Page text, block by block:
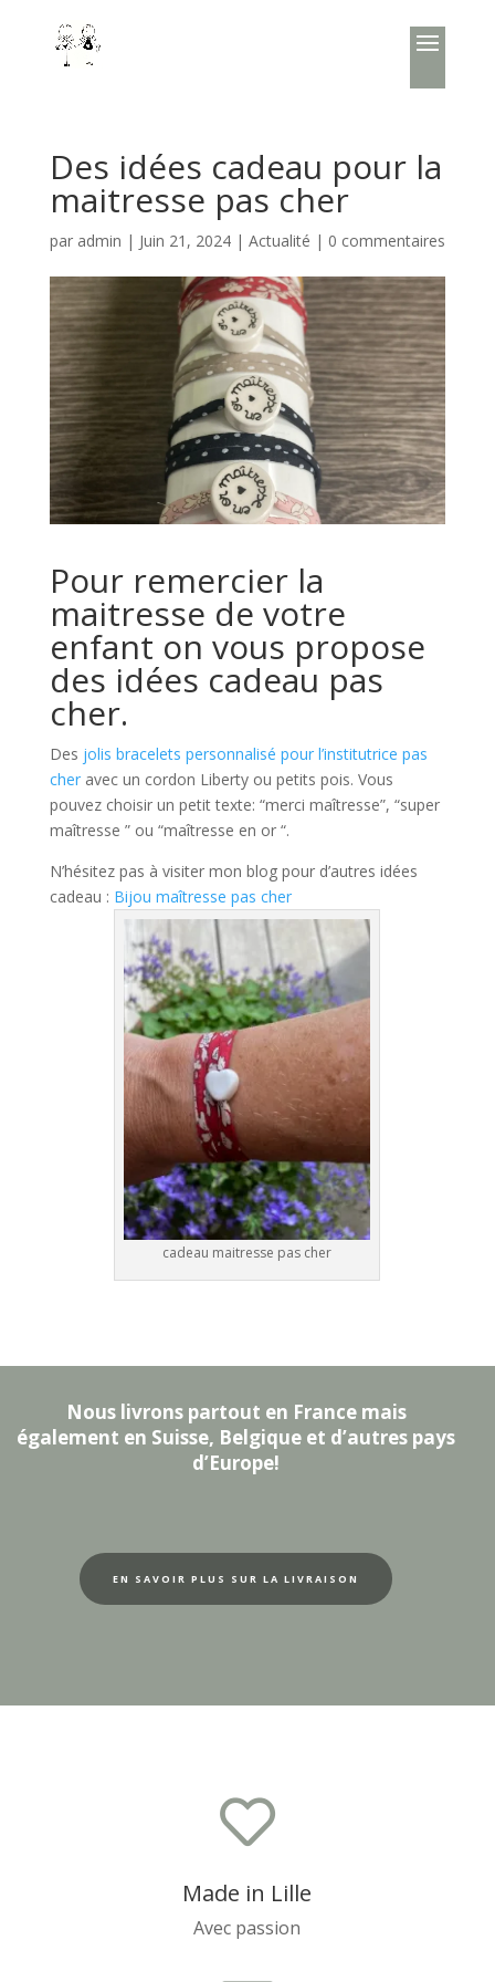
Des idées cadeau pour la
maitresse pas cher
par admin | Juin 21, 2024| Actualité | 0 commentaires
Pour remercier la
maitresse de votre
enfant on vous propose
des idées cadeau pas
cher.
Des jolis bracelets personnalisé pour l’institutrice pas
cher avec un cordon Liberty ou petits pois. Vous
pouvez choisir un petit texte: “merci maîtresse”, “super
maîtresse ” ou “maîtresse en or “.
N’hésitez pas à visiter mon blog pour d’autres idées
cadeau : Bijou maîtresse pas cher
cadeau maitresse pas cher
Nous livrons partout en France mais
également en Suisse, Belgique et d’autres pays
d’Europe!
EN SAVOIR PLUS SUR LA LIVRAISON

Made in Lille
Avec passion